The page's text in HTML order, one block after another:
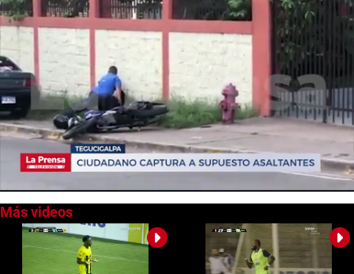
of
minutes,
seconds